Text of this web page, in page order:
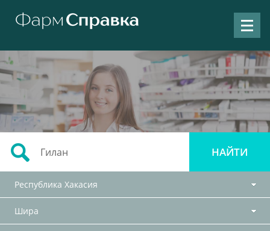
Республика Хакасия
Шира